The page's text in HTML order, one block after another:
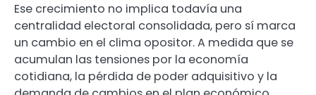
Ese crecimiento no implica todavía una
centralidad electoral consolidada, pero sí marca
un cambio en el clima opositor. A medida que se
acumulan las tensiones por la economía
cotidiana, la pérdida de poder adquisitivo y la